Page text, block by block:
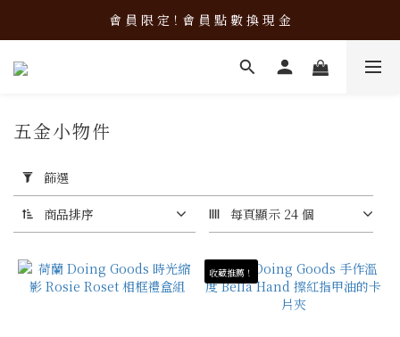
加 入 會 員 立 即 使 用 購 物 金 ！
會 員 限 定！會 員 點 數 換 現 金
加 入 會 員 立 即 使 用 購 物 金 ！
用
篩
選
(0/20)
價格
(NT$)
五金小物件
篩選
商品排序 每頁顯示 24 個
收藏推薦！